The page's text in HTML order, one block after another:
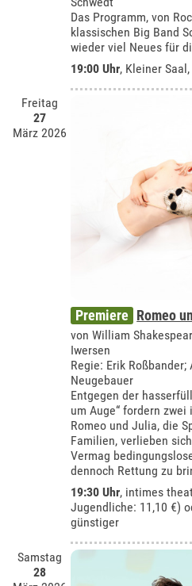
Das Programm, von
klassischen Big Band
wieder viel Neues für
19:00 Uhr, Kleiner Saal
Freitag
27
März 2026
Premiere Romeo
von William
Iwersen
Regie: Erik
Neugebauer
Entgegen der
um Auge“ fordern
Romeo und Julia, die
Familien, verlieben
Vermag
dennoch Rettung zu
19:30 Uhr, intimes
Jugendliche: 11,10 €)
günstiger
Samstag
28